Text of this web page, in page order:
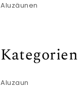
Aluzäunen
Kategorien
Aluzaun